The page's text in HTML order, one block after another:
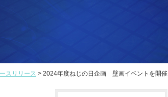
スリリース > 2024年度ねじの日企画 壁画イベントを開催